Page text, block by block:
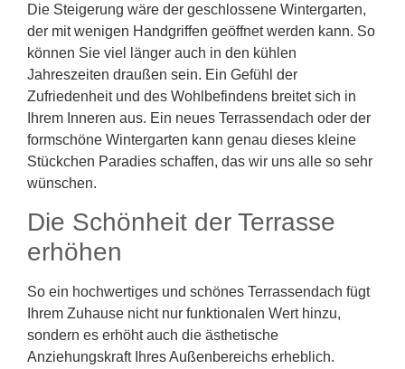
Die Steigerung wäre der geschlossene Wintergarten,
der mit wenigen Handgriffen geöffnet werden kann. So
können Sie viel länger auch in den kühlen
Jahreszeiten draußen sein. Ein Gefühl der
Zufriedenheit und des Wohlbefindens breitet sich in
Ihrem Inneren aus. Ein neues Terrassendach oder der
formschöne Wintergarten kann genau dieses kleine
Stückchen Paradies schaffen, das wir uns alle so sehr
wünschen.
Die Schönheit der Terrasse
erhöhen
So ein hochwertiges und schönes Terrassendach fügt
Ihrem Zuhause nicht nur funktionalen Wert hinzu,
sondern es erhöht auch die ästhetische
Anziehungskraft Ihres Außenbereichs erheblich.